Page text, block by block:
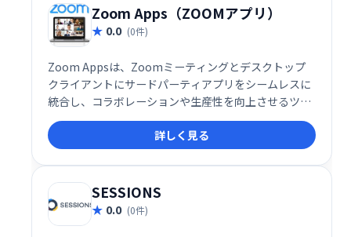
Zoom Apps（ZOOMアプリ）
0.0 (0件)
Zoom Appsは、Zoomミーティングとデスクトップ
クライアントにサードパーティアプリをシームレスに
統合し、コラボレーションや生産性を向上させるツー
ルです。現在約50種類のアプリが利用可能で、エンタ
ーテインメントも強化します。会議中にアプリを直接
起動し、より効率的で充実したミーティングを実現で
きます。
詳しく見る
SESSIONS
0.0 (0件)